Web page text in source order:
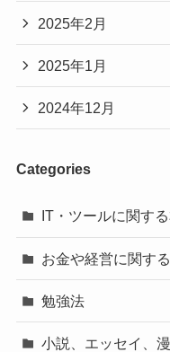
2025年2月
2025年1月
2024年12月
Categories
IT・ツールに関す
お金や経営に関す
勉強法
小説、エッセイ、